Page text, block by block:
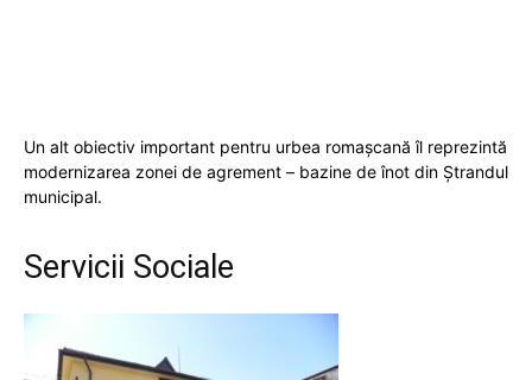
Un alt obiectiv important pentru urbea romașcană îl reprezintă
modernizarea zonei de agrement – bazine de înot din Ștrandul
municipal.
Servicii Sociale